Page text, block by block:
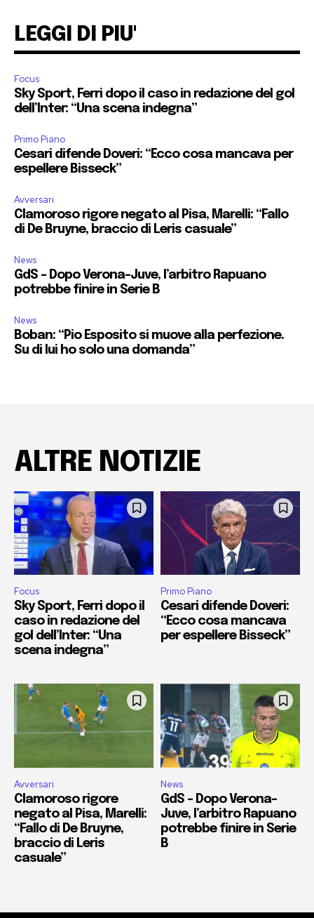
LEGGI DI PIU'
Focus
Sky Sport, Ferri dopo il caso in redazione del gol
dell’Inter: “Una scena indegna”
Primo Piano
Cesari difende Doveri: “Ecco cosa mancava per
espellere Bisseck”
Avversari
Clamoroso rigore negato al Pisa, Marelli: “Fallo
di De Bruyne, braccio di Leris casuale”
News
GdS – Dopo Verona-Juve, l’arbitro Rapuano
potrebbe finire in Serie B
News
Boban: “Pio Esposito si muove alla perfezione.
Su di lui ho solo una domanda”
ALTRE NOTIZIE
Focus
Sky Sport, Ferri dopo il
caso in redazione del
gol dell’Inter: “Una
scena indegna”
Primo Piano
Cesari difende Doveri:
“Ecco cosa mancava
per espellere Bisseck”
Avversari
Clamoroso rigore
negato al Pisa, Marelli:
“Fallo di De Bruyne,
braccio di Leris
casuale”
News
GdS – Dopo Verona-
Juve, l’arbitro Rapuano
potrebbe finire in Serie
B